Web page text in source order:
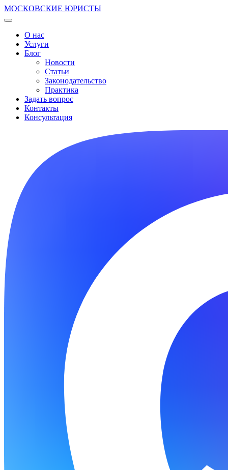
МОСКОВСКИЕ ЮРИСТЫ
О нас
Услуги
Блог
Новости
Статьи
Законодательство
Практика
Задать вопрос
Контакты
Консультация